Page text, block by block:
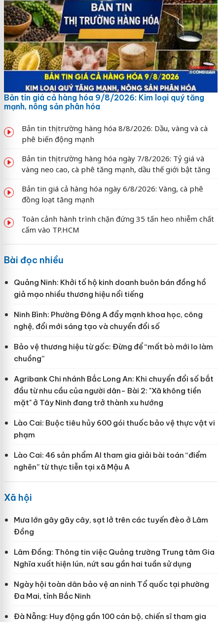
Bản tin giá cả hàng hóa 9/8/2026: Kim loại quý tăng
mạnh, nông sản phân hóa
Bản tin thị trường hàng hóa 8/8/2026: Dầu, vàng và cà
phê biến động mạnh
Bản tin thị trường hàng hóa ngày 7/8/2026: Tỷ giá và
vàng neo cao, cà phê tăng mạnh, dầu thế giới bật tăng
Bản tin giá cả hàng hóa ngày 6/8/2026: Vàng, cà phê
đồng loạt tăng mạnh
Toàn cảnh hành trình chặn đứng 35 tấn heo nhiễm chất
cấm vào TP.HCM
Bài đọc nhiều
Quảng Ninh: Khởi tố hộ kinh doanh buôn bán đồng hồ
giả mạo nhiều thương hiệu nổi tiếng
Ninh Bình: Phường Đông A đẩy mạnh khoa học, công
nghệ, đổi mới sáng tạo và chuyển đổi số
Bảo vệ thương hiệu từ gốc: Đừng để “mất bò mới lo làm
chuồng”
Agribank Chi nhánh Bắc Long An: Khi chuyển đổi số bắt
đầu từ nhu cầu của người dân- Bài 2: "Xã không tiền
mặt" ở Tây Ninh đang trở thành xu hướng
Lào Cai: Buộc tiêu hủy 600 gói thuốc bảo vệ thực vật vi
phạm
Lào Cai: 46 sản phẩm AI tham gia giải bài toán “điểm
nghẽn” từ thực tiễn tại xã Mậu A
Xã hội
Mưa lớn gây gãy cây, sạt lở trên các tuyến đèo ở Lâm
Đồng
Lâm Đồng: Thông tin việc Quảng trường Trung tâm Gia
Nghĩa xuất hiện lún, nứt sau gần hai tuần sử dụng
Ngày hội toàn dân bảo vệ an ninh Tổ quốc tại phường
Đa Mai, tỉnh Bắc Ninh
Đà Nẵng: Huy động gần 100 cán bộ, chiến sĩ tham gia